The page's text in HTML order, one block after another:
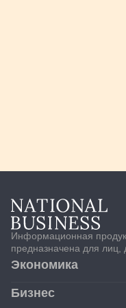
Информационная
предназначена для лиц,
Экономика
Транспорт и
Бизнес